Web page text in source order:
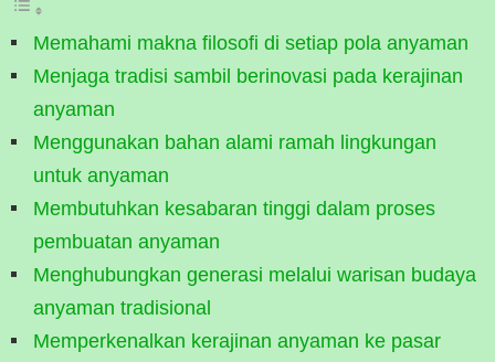
Memahami makna filosofi di setiap pola anyaman
Menjaga tradisi sambil berinovasi pada kerajinan
anyaman
Menggunakan bahan alami ramah lingkungan
untuk anyaman
Membutuhkan kesabaran tinggi dalam proses
pembuatan anyaman
Menghubungkan generasi melalui warisan budaya
anyaman tradisional
Memperkenalkan kerajinan anyaman ke pasar